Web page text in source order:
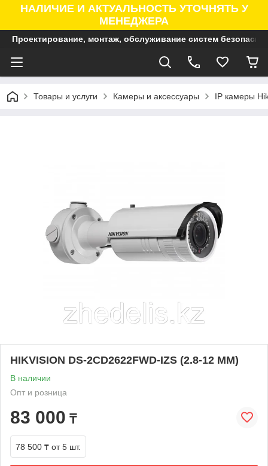
НАЛИЧИЕ И АКТУАЛЬНОСТЬ УТОЧНЯТЬ У
МЕНЕДЖЕРА
Проектирование, монтаж, обслуживание систем
Товары и услуги Камеры и аксессуары IP камеры
HIKVISION DS-2CD2622FWD-IZS (2.8-12 ММ)
В наличии
Опт и розница
83 000 ₸
78 500 ₸ от 5 шт.